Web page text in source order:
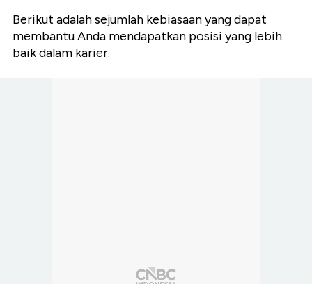
Berikut adalah sejumlah kebiasaan yang dapat
membantu Anda mendapatkan posisi yang lebih
baik dalam karier.